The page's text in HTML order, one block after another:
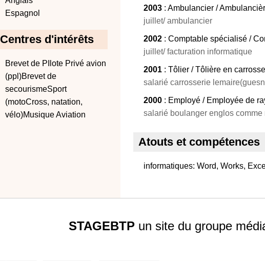
Espagnol
Centres d'intérêts
Brevet de PIlote Privé avion
(ppl)Brevet de
secourismeSport
(motoCross, natation,
vélo)Musique Aviation
2003 : Ambulancier /
juillet/ ambulancier
2002 : Comptable spécialisé /
juillet/ facturation informatique
2001 : Tôlier / Tôlière en
salarié carrosserie
2000 : Employé / Employée de
salarié boulanger englos comme
Atouts et compétences
informatiques: Word, Works,
STAGEBTP un site du groupe